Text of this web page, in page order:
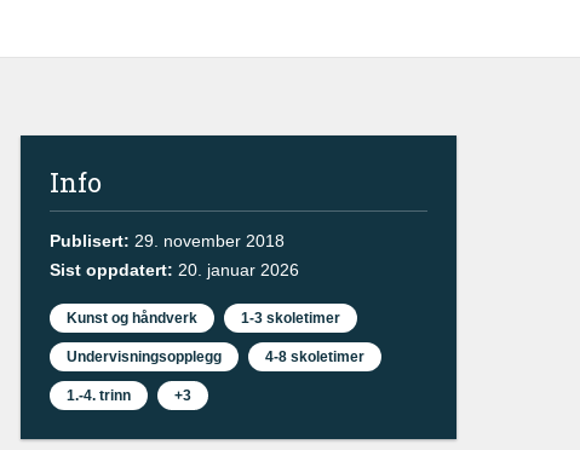
Info
Publisert: 29. november 2018
Sist oppdatert: 20. januar 2026
Kunst og håndverk 1-3 skoletimer
Undervisningsopplegg 4-8 skoletimer
1.-4. trinn +3